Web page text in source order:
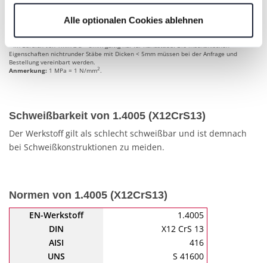
Sie die Schaltfläche "Alle optionalen Cookies ablehnen"
Einwilligung jederzeit mit Wirkung für die Zukunft in
unserer Datenschutzerklärung oder durch Anklicken des
Alle optionalen Cookies ablehnen
Einschließlich abgelängter Stäbe aus gezogenem Draht.
Nur zur Information.
gilt nur für Abmessungen von ≥ 5mm. Für kleinere Durchmesser ist die
kleinste Dehnung bei der Anfrage und Bestellung zu vereinbaren.
Eigenschaften nichtrunder Stäbe mit Dicken < 5mm müssen bei der Anfrage und
Bestellung vereinbart werden.
Anmerkung: 1 MPa = 1 N/mm2 .
Schweißbarkeit von 1.4005 (X12CrS13)
Der Werkstoff gilt als schlecht schweißbar und ist demnach
bei Schweißkonstruktionen zu meiden.
Normen von 1.4005 (X12CrS13)
EN-Werkstoff
1.4005
DIN
X12 CrS 13
AISI
416
UNS
S 41600